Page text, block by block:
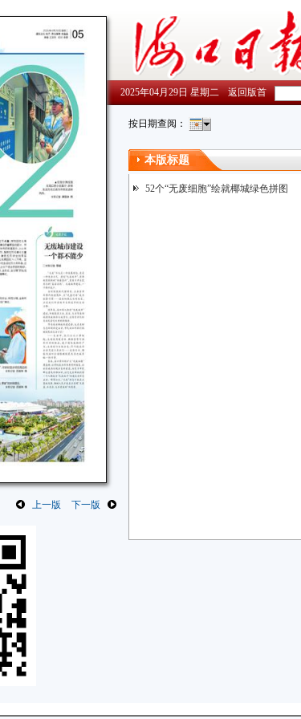
2025年04月29日 星期二 返回版首
上一版 下一版
按日期查阅：
本版标题
52个“无废细胞”绘就椰城绿色拼图